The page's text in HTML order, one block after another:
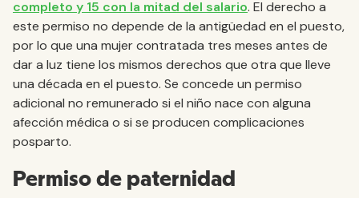
completo y 15 con la mitad del salario. El derecho a
este permiso no depende de la antigüedad en el puesto,
por lo que una mujer contratada tres meses antes de
dar a luz tiene los mismos derechos que otra que lleve
una década en el puesto. Se concede un permiso
adicional no remunerado si el niño nace con alguna
afección médica o si se producen complicaciones
posparto.
Permiso de paternidad